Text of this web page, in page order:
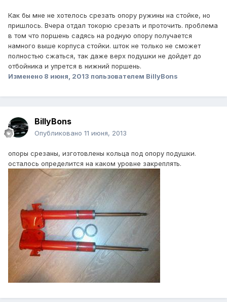
Как бы мне не хотелось срезать опору ружины на стойке, но
пришлось. Вчера отдал токорю срезать и проточить. проблема
в том что поршень садясь на родную опору получается
намного выше корпуса стойки. шток не только не сможет
полностью сжаться, так даже верх подушки не дойдет до
отбойника и упрется в нижний поршень.
Изменено 8 июня, 2013 пользователем BillyBons
BillyBons
Опубликовано 11 июня, 2013
опоры срезаны, изготовлены кольца под опору подушки.
осталось определится на каком уровне закреплять.